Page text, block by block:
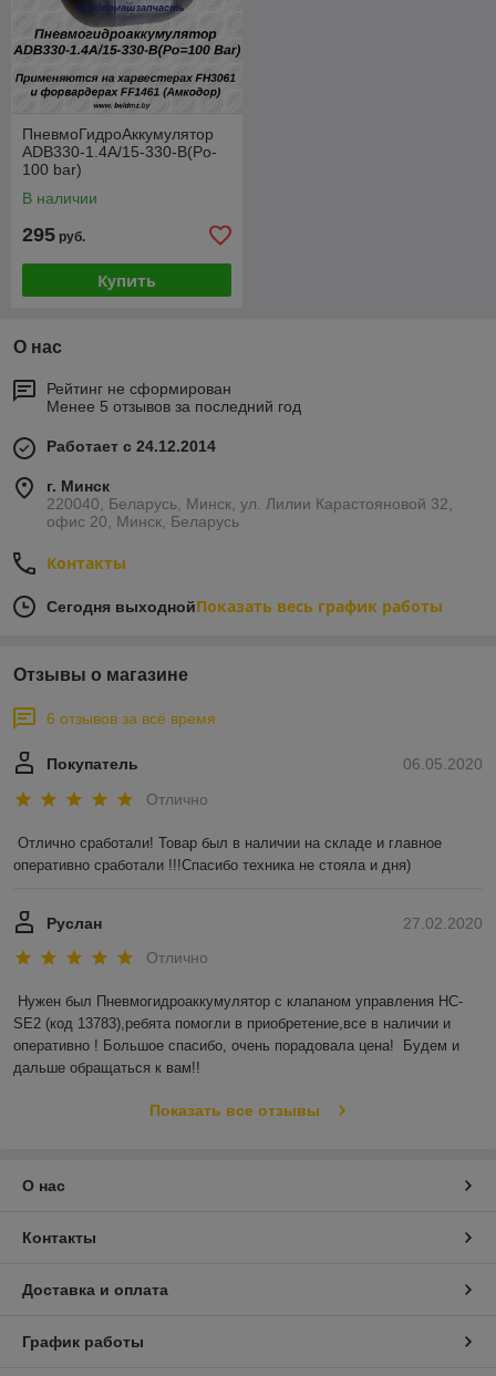
ПневмоГидроАккумулятор
ADB330-1.4А/15-330-В(Po-
100 bar)
В наличии
295 руб.
Купить
О нас
Рейтинг не сформирован
Менее 5 отзывов за последний год
Работает с 24.12.2014
г. Минск
220040, Беларусь, Минск, ул. Лилии Карастояновой 32,
офис 20, Минск, Беларусь
Контакты
Сегодня выходнойПоказать весь график работы
Отзывы о магазине
6 отзывов за всё время
06.05.2020
Покупатель
Отлично
Отлично сработали! Товар был в наличии на складе и главное
оперативно сработали !!!Спасибо техника не стояла и дня)
27.02.2020
Руслан
Отлично
Нужен был Пневмогидроаккумулятор с клапаном управления HC-
SE2 (код 13783),ребята помогли в приобретение,все в наличии и
оперативно ! Большое спасибо, очень порадовала цена!  Будем и
дальше обращаться к вам!!
Показать все отзывы
О нас
Контакты
Доставка и оплата
График работы